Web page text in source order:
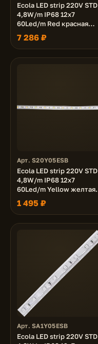
Ecola LED strip 220V STD
4,8W/m IP68 12x7
60Led/m Red красная
лента 100м.
7 286 ₽
Арт. S20Y05ESB
Ecola LED strip 220V STD
4,8W/m IP68 12x7
60Led/m Yellow желтая
лента 20м.
1 495 ₽
Арт. SA1Y05ESB
Ecola LED strip 220V STD